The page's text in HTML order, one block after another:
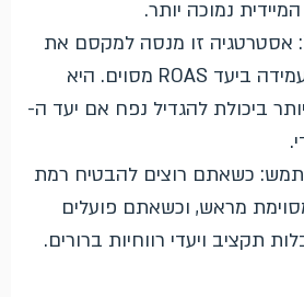
נמוכה יותר.
Target ROAS: אסטרטגיה זו מנסה למקסם את
ההכנסות תוך עמידה ביעד ROAS מסוים. היא
ביכולת להגדיל נפח אם יעד ה-
כשאתם רוצים להבטיח רמת
מראש, וכשאתם פועלים
תקציב ויעדי רווחיות ברורים.